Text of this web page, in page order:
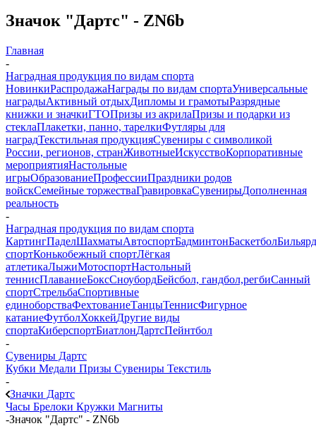
Значок "Дартс" - ZN6b
Главная
-
Наградная продукция по видам спорта
НовинкиРаспродажаНаграды по видам спортаУниверсальные
наградыАктивный отдыхДипломы и грамотыРазрядные
книжки и значкиГТОПризы из акрилаПризы и подарки из
стеклаПлакетки, панно, тарелкиФутляры для
наградТекстильная продукцияСувениры с символикой
России, регионов, странЖивотныеИскусствоКорпоративные
мероприятияНастольные
игрыОбразованиеПрофессииПраздники родов
войскСемейные торжестваГравировкаСувенирыДополненная
реальность
-
Наградная продукция по видам спорта
КартингПаделШахматыАвтоспортБадминтонБаскетболБильярд
спортКонькобежный спортЛёгкая
атлетикаЛыжиМотоспортНастольный
теннисПлаваниеБоксСноубордБейсбол, гандбол,регбиСанный
спортСтрельбаСпортивные
единоборстваФехтованиеТанцыТеннисФигурное
катаниеФутболХоккейДругие виды
спортаКиберспортБиатлонДартсПейнтбол
-
Сувениры Дартс
Кубки Медали Призы Сувениры Текстиль
-
Значки Дартс
Часы Брелоки Кружки Магниты
-Значок "Дартс" - ZN6b